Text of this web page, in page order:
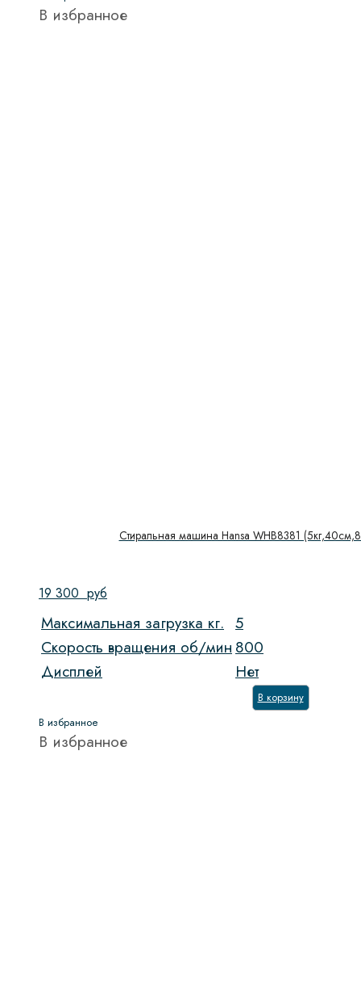
В избранное
Стиральная машина Hansa WHB8381
19 300 руб
Максимальная загрузка кг. 5
Скорость вращения об/мин 800
Дисплей
Нет
В корзину
В избранное
В избранное